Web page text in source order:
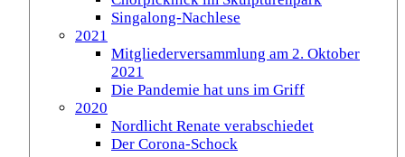
Singalong-Nachlese
2021
Mitgliederversammlung am 2. Oktober
2021
Die Pandemie hat uns im Griff
2020
Nordlicht Renate verabschiedet
Der Corona-Schock